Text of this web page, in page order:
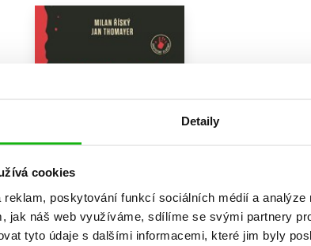
Detaily
cookies
reklam, poskytování funkcí sociálních médií a
jak náš web využíváme, sdílíme se svými partnery
tyto údaje s dalšími informacemi, které jim byly
Dva na vraždu